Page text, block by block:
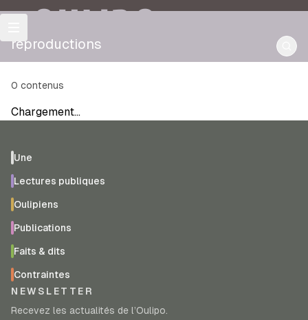
OULIPO
reproductions
0 contenus
Chargement…
Une
Lectures publiques
Oulipiens
Publications
Faits & dits
Contraintes
NEWSLETTER
Recevez les actualités de l’Oulipo.